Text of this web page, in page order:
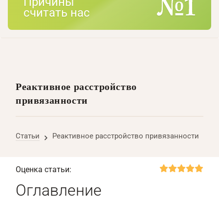
считать нас
Реактивное расстройство
привязанности
Статьи Реактивное расстройство привязанности
Оценка статьи:
Оглавление